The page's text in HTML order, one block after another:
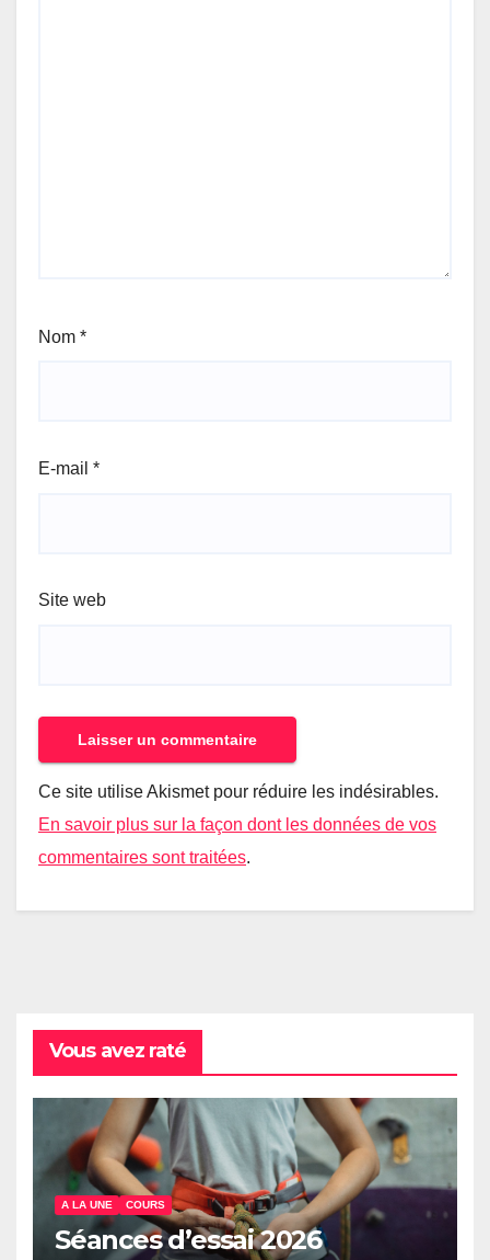
Nom *
E-mail *
Site web
Ce site utilise Akismet pour réduire les indésirables.
En savoir plus sur la façon dont les données de vos
commentaires sont traitées.
Vous avez raté
A LA UNE COURS
Séances d’essai 2026